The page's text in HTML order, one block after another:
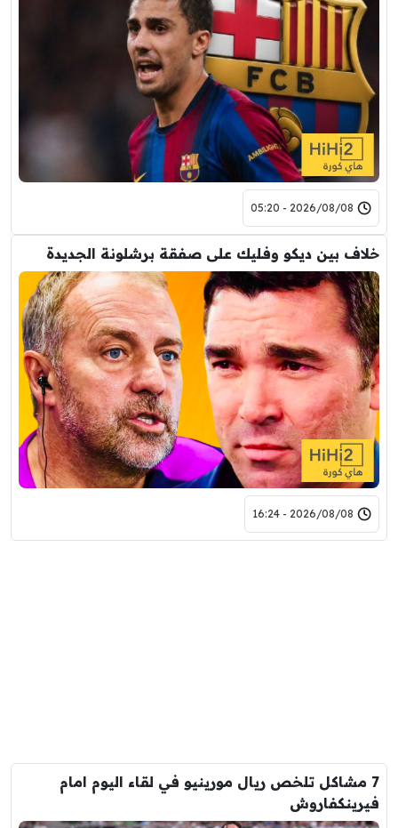
2026/08/08 - 05:20
خلاف بين ديكو وفليك على صفقة برشلونة الجديدة
2026/08/08 - 16:24
7 مشاكل تلخص ريال مورينيو في لقاء اليوم امام
فيرينكفاروش